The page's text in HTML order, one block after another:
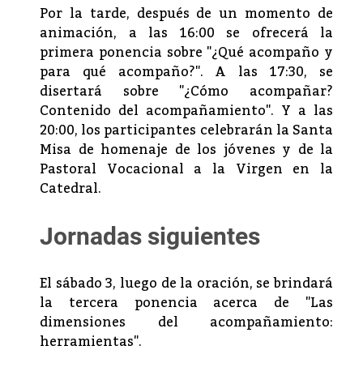
Por la tarde, después de un momento de
animación, a las 16:00 se ofrecerá la
primera ponencia sobre "¿Qué acompaño y
para qué acompaño?". A las 17:30, se
disertará sobre "¿Cómo acompañar?
Contenido del acompañamiento". Y a las
20:00, los participantes celebrarán la Santa
Misa de homenaje de los jóvenes y de la
Pastoral Vocacional a la Virgen en la
Catedral.
Jornadas siguientes
El sábado 3, luego de la oración, se brindará
la tercera ponencia acerca de "Las
dimensiones del acompañamiento:
herramientas".